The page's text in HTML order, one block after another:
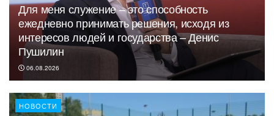
Для меня служение – это способность
ежедневно принимать решения, исходя из
интересов людей и государства – Денис
Пушилин
06.08.2026
НОВОСТИ